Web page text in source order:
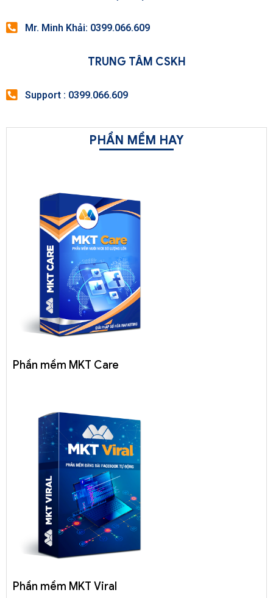
Mr. Minh Khải: 0399.066.609
TRUNG TÂM CSKH
Support : 0399.066.609
PHẦN MỀM HAY
Phần mềm MKT Care
Phần mềm MKT Viral